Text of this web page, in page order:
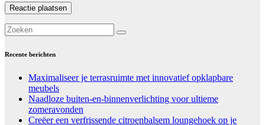
Recente berichten
Maximaliseer je terrasruimte met innovatief opklapbare
meubels
Naadloze buiten-en-binnenverlichting voor ultieme
zomeravonden
Creëer een verfrissende citroenbalsem loungehoek op je